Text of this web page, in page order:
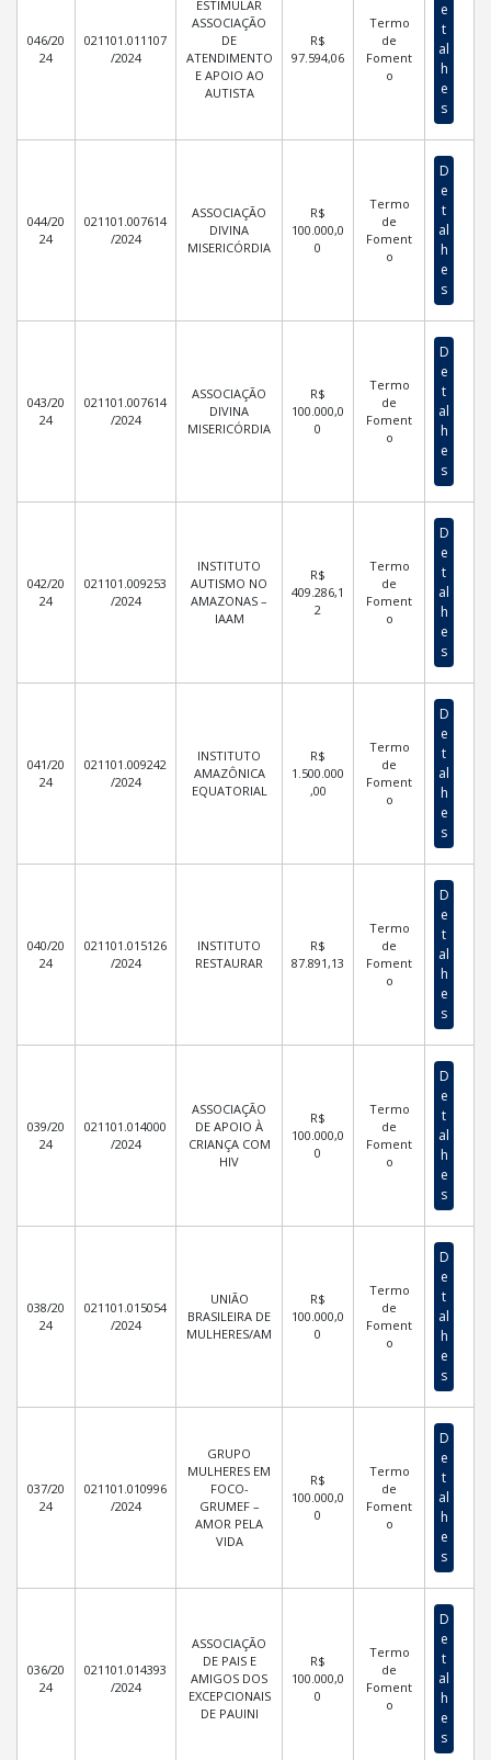
046/20
24
021101.011107
/2024
ESTIMULAR
ASSOCIAÇÃO
DE
ATENDIMENTO
E APOIO AO
AUTISTA
R$
97.594,06
Termo
de
Foment
o
e
t
al
h
e
s
044/20
24
021101.007614
/2024
ASSOCIAÇÃO
DIVINA
MISERICÓRDIA
R$
100.000,0
0
Termo
de
Foment
o
D
e
t
al
h
e
s
043/20
24
021101.007614
/2024
ASSOCIAÇÃO
DIVINA
MISERICÓRDIA
R$
100.000,0
0
Termo
de
Foment
o
D
e
t
al
h
e
s
042/20
24
021101.009253
/2024
INSTITUTO
AUTISMO NO
AMAZONAS –
IAAM
R$
409.286,1
2
Termo
de
Foment
o
D
e
t
al
h
e
s
041/20
24
021101.009242
/2024
INSTITUTO
AMAZÔNICA
EQUATORIAL
R$
1.500.000
,00
Termo
de
Foment
o
D
e
t
al
h
e
s
040/20
24
021101.015126
/2024
INSTITUTO
RESTAURAR
R$
87.891,13
Termo
de
Foment
o
D
e
t
al
h
e
s
039/20
24
021101.014000
/2024
ASSOCIAÇÃO
DE APOIO À
CRIANÇA COM
HIV
R$
100.000,0
0
Termo
de
Foment
o
D
e
t
al
h
e
s
038/20
24
021101.015054
/2024
UNIÃO
BRASILEIRA DE
MULHERES/AM
R$
100.000,0
0
Termo
de
Foment
o
D
e
t
al
h
e
s
037/20
24
021101.010996
/2024
GRUPO
MULHERES EM
FOCO-
GRUMEF –
AMOR PELA
VIDA
R$
100.000,0
0
Termo
de
Foment
o
D
e
t
al
h
e
s
036/20
24
021101.014393
/2024
ASSOCIAÇÃO
DE PAIS E
AMIGOS DOS
EXCEPCIONAIS
DE PAUINI
R$
100.000,0
0
Termo
de
Foment
o
D
e
t
al
h
e
s